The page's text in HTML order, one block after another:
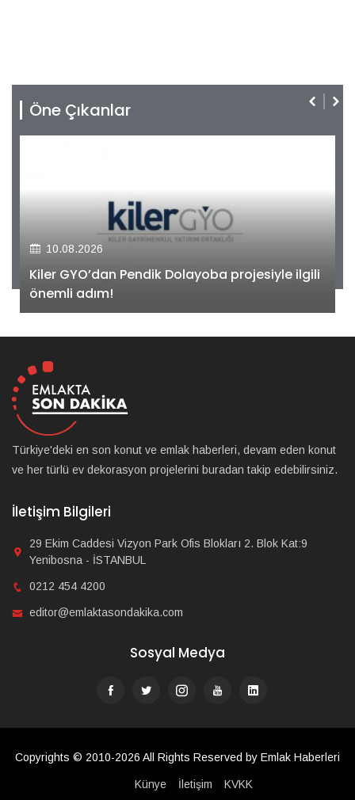
Öne Çıkanlar
10.08.2026
Kiler GYO’dan Pendik Dolayoba projesiyle ilgili
önemli adım!
Türkiye'deki en son konut ve emlak haberleri, devam eden konut
ve her türlü ev dekorasyon projelerini buradan takip edebilirsiniz.
İletişim Bilgileri
29 Ekim Caddesi Vizyon Park Ofis Blokları 2. Blok Kat:9
Yenibosna - İSTANBUL
0212 454 4200
editor@emlaktasondakika.com
Sosyal Medya
Copyrights © 2010-2026 All Rights Reserved by Emlak Haberleri
Künye İletişim KVKK